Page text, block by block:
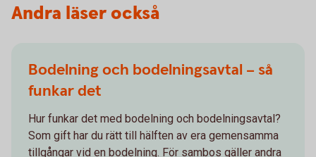
Andra läser också
Bodelning och bodelningsavtal – så
funkar det
Hur funkar det med bodelning och bodelningsavtal?
Som gift har du rätt till hälften av era gemensamma
tillgångar vid en bodelning. För sambos gäller andra